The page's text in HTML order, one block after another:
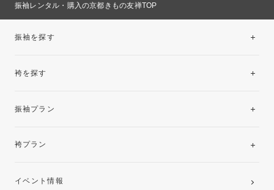
振袖レンタル・購入の京都きもの友禅TOP
振袖を探す
袴を探す
振袖プラン
レンタルプラン
袴プラン
卒業袴レンタルプラン
イベント情報